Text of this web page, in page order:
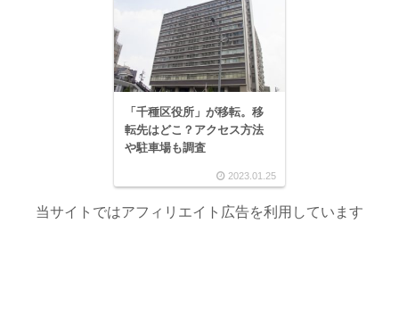
「千種区役所」が移転。移
転先はどこ？アクセス方法
や駐車場も調査
2023.01.25
当サイトではアフィリエイト広告を利用しています